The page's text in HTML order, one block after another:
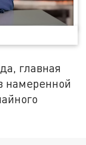
главная
намеренной